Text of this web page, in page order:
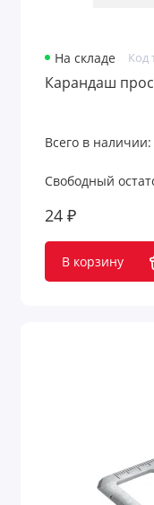
На складе Код
Карандаш
Всего в наличии:
Свободный
24 ₽
В корзину